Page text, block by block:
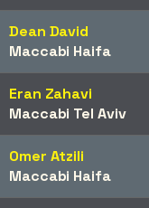
Dean David
Maccabi Haifa
Eran Zahavi
Maccabi Tel Aviv
Omer Atzili
Maccabi Haifa